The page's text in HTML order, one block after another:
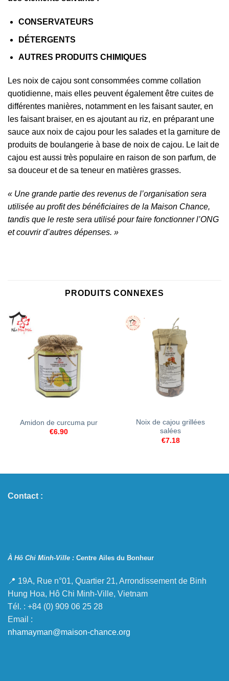
CONSERVATEURS
DÉTERGENTS
AUTRES PRODUITS CHIMIQUES
Les noix de cajou sont consommées comme collation
quotidienne, mais elles peuvent également être cuites de
différentes manières, notamment en les faisant sauter, en
les faisant braiser, en es ajoutant au riz, en préparant une
sauce aux noix de cajou pour les salades et la garniture de
produits de boulangerie à base de noix de cajou. Le lait de
cajou est aussi très populaire en raison de son parfum, de
sa douceur et de sa teneur en matières grasses.
« Une grande partie des revenus de l’organisation sera
utilisée au profit des bénéficiaires de la Maison Chance,
tandis que le reste sera utilisé pour faire fonctionner l’ONG
et couvrir d’autres dépenses. »
PRODUITS CONNEXES
Amidon de curcuma pur
€6.90
Noix de cajou grillées
salées
€7.18
Contact :
À Hô Chi Minh-Ville : Centre Ailes du Bonheur
📍 19A, Rue n°01, Quartier 21, Arrondissement de Binh
Hung Hoa, Hô Chi Minh-Ville, Vietnam
Tél. : +84 (0) 909 06 25 28
Email :
nhamayman@maison-chance.org